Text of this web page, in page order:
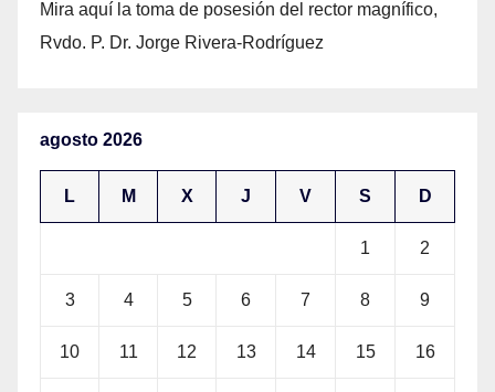
Mira aquí la toma de posesión del rector magnífico,
Rvdo. P. Dr. Jorge Rivera-Rodríguez
agosto 2026
L M X J V S D
1 2
3 4 5 6 7 8 9
10 11 12 13 14 15 16